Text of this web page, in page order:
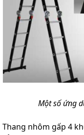
Một số ứng
Thang nhôm gấp 4